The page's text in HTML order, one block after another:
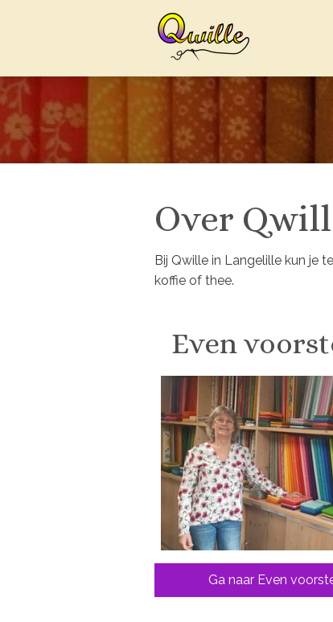
de
hoofdinhoud
Over
Bij Qwille in Langelille kun je
koffie of thee.
Even
Ga naar Even